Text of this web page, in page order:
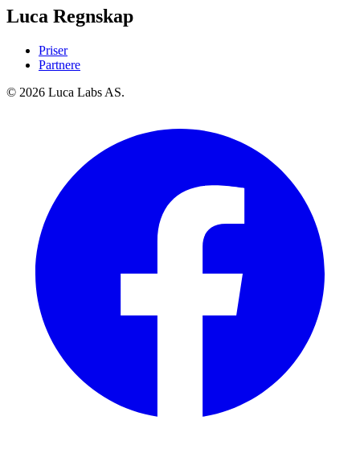
Luca Regnskap
Priser
Partnere
© 2026 Luca Labs AS.